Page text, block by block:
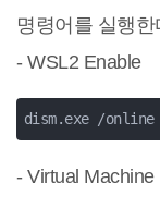
명령어를 실행한
- WSL2 Enable
dism.exe /
- Virtual